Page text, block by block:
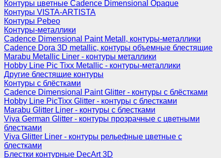
Контуры цветные Cadence Dimensional Opaque
Контуры VISTA-ARTISTA
Контуры Pebeo
Контуры-металлики
Cadence Dimensional Paint Metall, контуры-металлики
Cadence Dora 3D metallic, контуры объемные блестящие
Marabu Metallic Liner - контуры металлики
Hobby Line Pic Tixx Metallic - контуры-металлики
Другие блестящие контуры
Контуры с блёстками
Cadence Dimensional Paint Glitter - контуры с блёстками
Hobby Line PicTixx Glitter - контуры с блестками
Marabu Glitter Liner - контуры с блестками
Viva German Glitter - контуры прозрачные с цветными
блестками
Viva Glitter Liner - контуры рельефные цветные с
блестками
Блестки контурные DecArt 3D